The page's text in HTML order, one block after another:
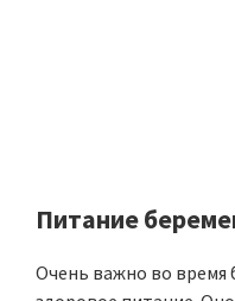
Питание
Очень важно во время